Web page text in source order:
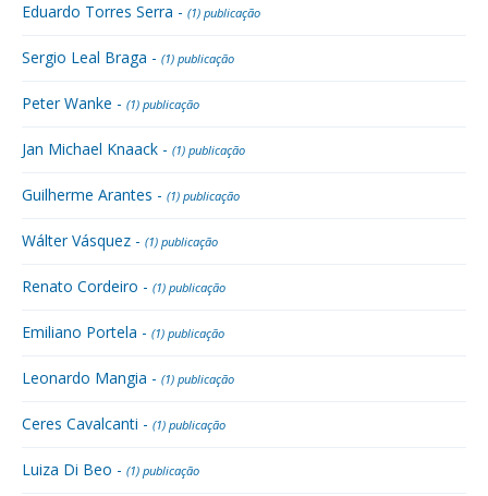
Eduardo Torres Serra - (1) publicação
Sergio Leal Braga - (1) publicação
Peter Wanke - (1) publicação
Jan Michael Knaack - (1) publicação
Guilherme Arantes - (1) publicação
Wálter Vásquez - (1) publicação
Renato Cordeiro - (1) publicação
Emiliano Portela - (1) publicação
Leonardo Mangia - (1) publicação
Ceres Cavalcanti - (1) publicação
Luiza Di Beo - (1) publicação